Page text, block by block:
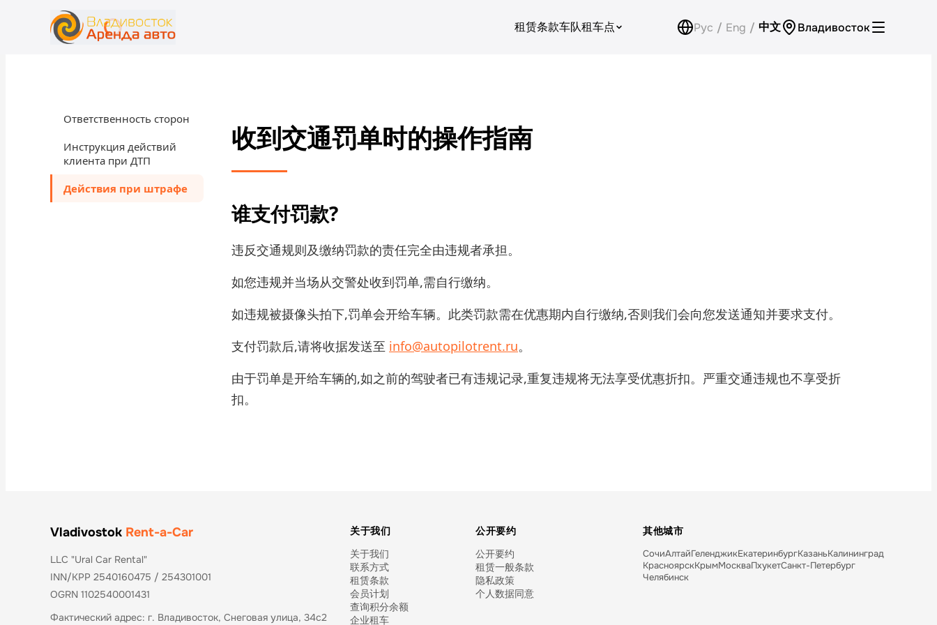
租赁条款车队租车点 Рус / Eng / 中文 Владивосток
价格
Ответственность сторон
Инструкция действий
клиента при ДТП
Действия при штрафе
收到交通罚单时的操作指南
谁支付罚款?
违反交通规则及缴纳罚款的责任完全由违规者承担。
如您违规并当场从交警处收到罚单,需自行缴纳。
如违规被摄像头拍下,罚单会开给车辆。此类罚款需在优惠期内自行缴纳,否则我们会向您发送通知并要求支付。
支付罚款后,请将收据发送至 info@autopilotrent.ru。
由于罚单是开给车辆的,如之前的驾驶者已有违规记录,重复违规将无法享受优惠折扣。严重交通违规也不享受折
扣。
Vladivostok Rent-a-Car
LLC "Ural Car Rental"
INN/KPP 2540160475 / 254301001
OGRN 1102540001431
Фактический адрес: г. Владивосток, Снеговая улица, 34с2
关于我们
关于我们
联系方式
租赁条款
会员计划
查询积分余额
企业租车
公开要约
公开要约
租赁一般条款
隐私政策
个人数据同意
其他城市
СочиАлтайГеленджикЕкатеринбургКазаньКалининград
КрасноярскКрымМоскваПхукетСанкт-Петербург
Челябинск